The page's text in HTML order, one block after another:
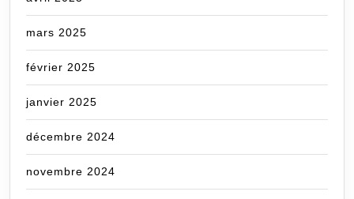
mars 2025
février 2025
janvier 2025
décembre 2024
novembre 2024